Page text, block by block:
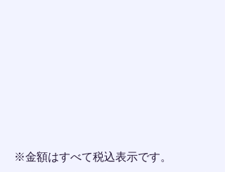
​※金額はすべて税込表示です。